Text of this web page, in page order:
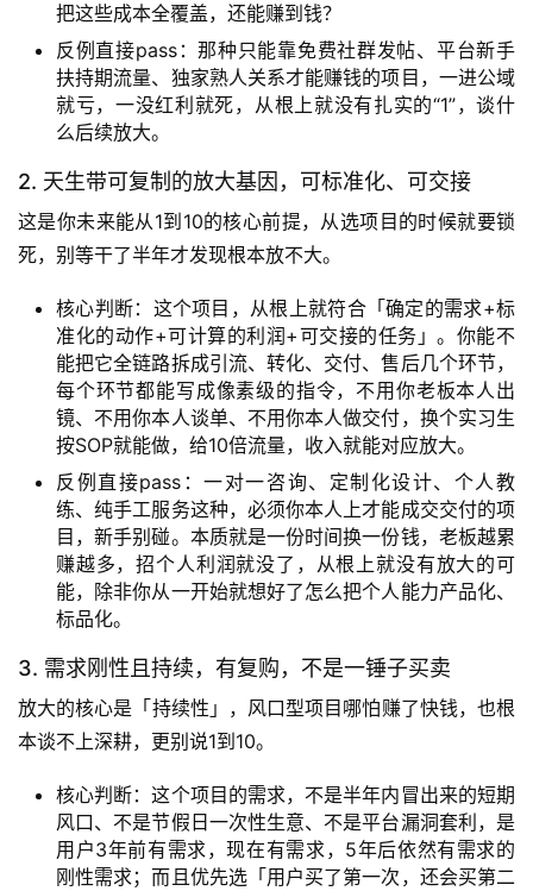
把这些成本全覆盖，还能赚到钱？
反例直接pass：那种只能靠免费社群发帖、平台新手
扶持期流量、独家熟人关系才能赚钱的项目，一进公域
就亏，一没红利就死，从根上就没有扎实的“1”，谈什
么后续放大。
2. 天生带可复制的放大基因，可标准化、可交接
这是你未来能从1到10的核心前提，从选项目的时候就要锁
死，别等干了半年才发现根本放不大。
核心判断：这个项目，从根上就符合「确定的需求+标
准化的动作+可计算的利润+可交接的任务」。你能不
能把它全链路拆成引流、转化、交付、售后几个环节，
每个环节都能写成像素级的指令，不用你老板本人出
镜、不用你本人谈单、不用你本人做交付，换个实习生
按SOP就能做，给10倍流量，收入就能对应放大。
反例直接pass：一对一咨询、定制化设计、个人教
练、纯手工服务这种，必须你本人上才能成交交付的项
目，新手别碰。本质就是一份时间换一份钱，老板越累
赚越多，招个人利润就没了，从根上就没有放大的可
能，除非你从一开始就想好了怎么把个人能力产品化、
标品化。
3. 需求刚性且持续，有复购，不是一锤子买卖
放大的核心是「持续性」，风口型项目哪怕赚了快钱，也根
本谈不上深耕，更别说1到10。
核心判断：这个项目的需求，不是半年内冒出来的短期
风口、不是节假日一次性生意、不是平台漏洞套利，是
用户3年前有需求，现在有需求，5年后依然有需求的
刚性需求；而且优先选「用户买了第一次，还会买第二